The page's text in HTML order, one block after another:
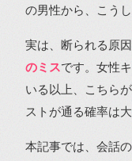
の男性から、こう
実は、断られる原
のミスです。女性
いる以上、こちら
ストが通る確率は
本記事では、会話